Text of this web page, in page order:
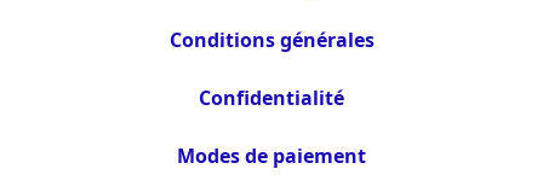
Conditions générales
Confidentialité
Modes de paiement